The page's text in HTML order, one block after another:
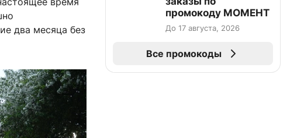
два месяца без
промокоду МОМЕНТ
До 17 августа, 2026
Все промокоды